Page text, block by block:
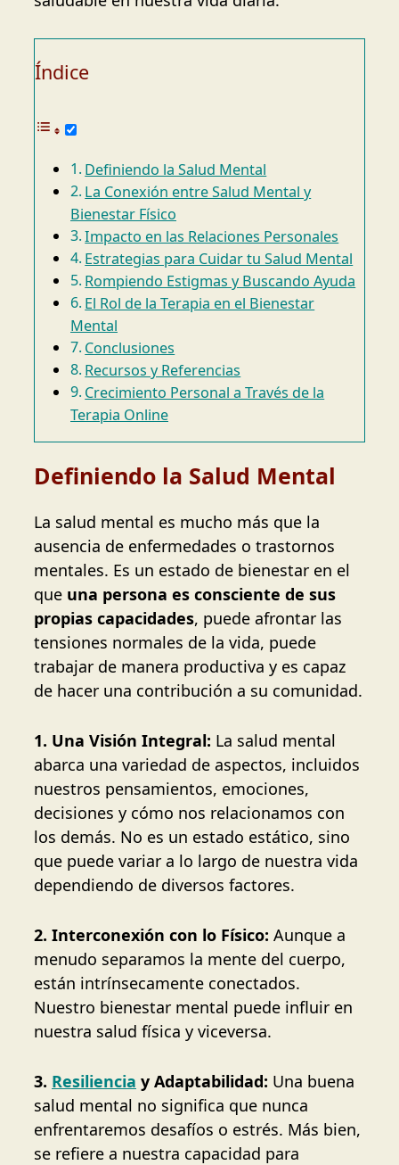
Índice
Definiendo la Salud Mental
La Conexión entre Salud Mental y
Bienestar Físico
Impacto en las Relaciones Personales
Estrategias para Cuidar tu Salud Mental
Rompiendo Estigmas y Buscando Ayuda
El Rol de la Terapia en el Bienestar
Mental
Conclusiones
Recursos y Referencias
Crecimiento Personal a Través de la
Terapia Online
Definiendo la Salud Mental
La salud mental es mucho más que la
ausencia de enfermedades o trastornos
mentales. Es un estado de bienestar en el
que una persona es consciente de sus
propias capacidades, puede afrontar las
tensiones normales de la vida, puede
trabajar de manera productiva y es capaz
de hacer una contribución a su comunidad.
1. Una Visión Integral: La salud mental
abarca una variedad de aspectos, incluidos
nuestros pensamientos, emociones,
decisiones y cómo nos relacionamos con
los demás. No es un estado estático, sino
que puede variar a lo largo de nuestra vida
dependiendo de diversos factores.
2. Interconexión con lo Físico: Aunque a
menudo separamos la mente del cuerpo,
están intrínsecamente conectados.
Nuestro bienestar mental puede influir en
nuestra salud física y viceversa.
3. Resiliencia y Adaptabilidad: Una buena
salud mental no significa que nunca
enfrentaremos desafíos o estrés. Más bien,
se refiere a nuestra capacidad para